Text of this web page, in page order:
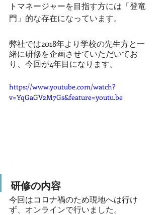
トマネージャーを目指す方には「登竜
門」的な存在になっています。
弊社では2018年より学校の先生方と一
緒に研修を企画させていただいてお
り、今回が4年目になります。
https://www.youtube.com/watch?
v=YqGaGV2M7Gs&feature=youtu.be
研修の内容
今回はコロナ禍のため現地へは行け
ず、オンラインで行いました。